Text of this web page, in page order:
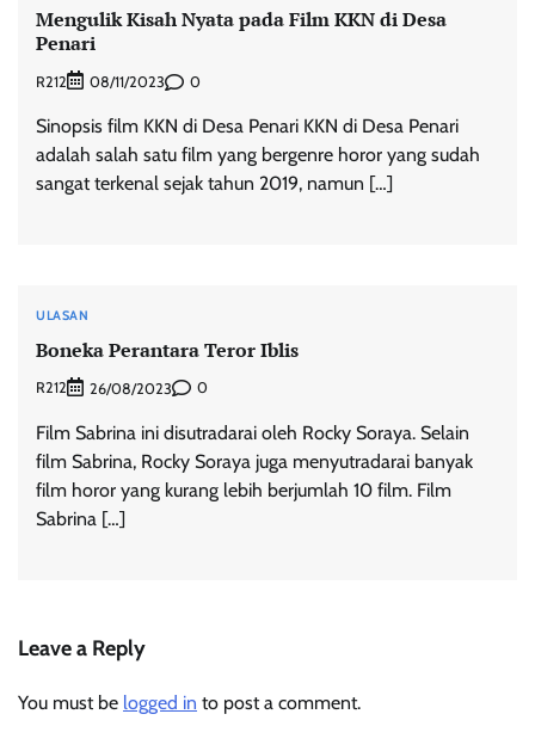
Mengulik Kisah Nyata pada Film KKN di Desa
Penari
R212 08/11/2023 0
Sinopsis film KKN di Desa Penari KKN di Desa Penari
adalah salah satu film yang bergenre horor yang sudah
sangat terkenal sejak tahun 2019, namun […]
ULASAN
Boneka Perantara Teror Iblis
R212 26/08/2023 0
Film Sabrina ini disutradarai oleh Rocky Soraya. Selain
film Sabrina, Rocky Soraya juga menyutradarai banyak
film horor yang kurang lebih berjumlah 10 film. Film
Sabrina […]
Leave a Reply
You must be logged in to post a comment.